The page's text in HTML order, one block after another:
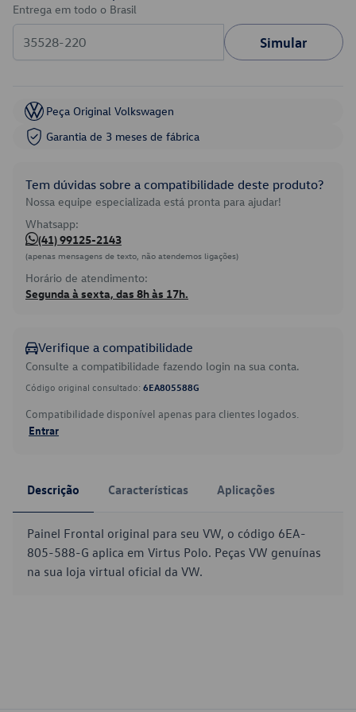
Entrega em todo o Brasil
Simular
Peça Original Volkswagen
Garantia de 3 meses de fábrica
Tem dúvidas sobre a compatibilidade deste produto?
Nossa equipe especializada está pronta para ajudar!
Whatsapp:
(41) 99125-2143
(apenas mensagens de texto, não atendemos ligações)
Horário de atendimento:
Segunda à sexta, das 8h às 17h.
Verifique a compatibilidade
Consulte a compatibilidade fazendo login na sua conta.
Código original consultado: 6EA805588G
Compatibilidade disponível apenas para clientes logados.
Entrar
Descrição Características Aplicações
Painel Frontal original para seu VW, o código 6EA-
805-588-G aplica em Virtus Polo. Peças VW genuínas
na sua loja virtual oficial da VW.